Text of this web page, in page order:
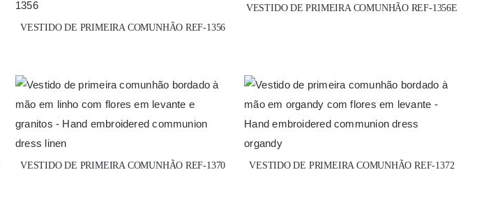
VESTIDO DE PRIMEIRA COMUNHÃO REF-1356
VESTIDO DE PRIMEIRA COMUNHÃO REF-1356E
VESTIDO DE PRIMEIRA COMUNHÃO REF-1370 VESTIDO DE PRIMEIRA COMUNHÃO REF-1372